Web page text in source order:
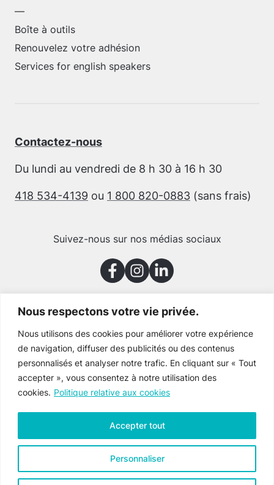
Nous respectons votre vie privée.
Nous utilisons des cookies pour améliorer votre expérience
de navigation, diffuser des publicités ou des contenus
personnalisés et analyser notre trafic. En cliquant sur « Tout
accepter », vous consentez à notre utilisation des
cookies. Politique relative aux cookies
Personnaliser
Accepter tout
—
Boîte à outils
Renouvelez votre adhésion
Services for english speakers
Contactez-nous
Du lundi au vendredi de 8 h 30 à 16 h 30
418 534-4139 ou 1 800 820-0883 (sans frais)
Suivez-nous sur nos médias sociaux
Merci à nos partenaires